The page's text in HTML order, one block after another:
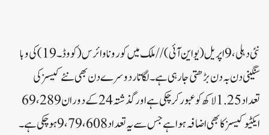
نئی دہلی،9 اپریل (یواین آئی)//
ملک میں کورونا وائرس (کووڈ ۔19) کی وبا
سنگینی دن بہ دن بڑھتی جارہی ہے۔ لگاتار دوسرے دن بھی نئے کیسز کی
تعداد 1.25 لاکھ کو عبور کر چکی ہے اور گذشتہ 24 کے دوران 69،289
ایکٹیو کیسز کا بھی اضافہ ہوا ہے جس سے یہ تعداد 9،79،608 ہوچکی ہے۔